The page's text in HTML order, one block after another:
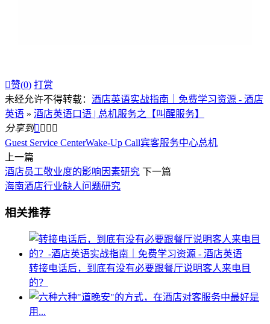
赞(0) 打赏
未经允许不得转载： 酒店英语实战指南｜免费学习资源 - 酒店
英语 » 酒店英语口语 | 总机服务之【叫醒服务】
分享到   
Guest Service CenterWake-Up Call宾客服务中心总机
上一篇
酒店员工敬业度的影响因素研究 下一篇
海南酒店行业缺人问题研究
相关推荐
转接电话后，到底有没有必要跟餐厅说明客人来电目
的？
六种"道晚安"的方式，在酒店对客服务中最好是
用...